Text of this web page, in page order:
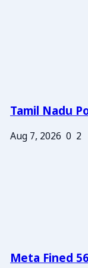
Tamil Nadu
Aug 7, 2026 0 2
Meta Fined